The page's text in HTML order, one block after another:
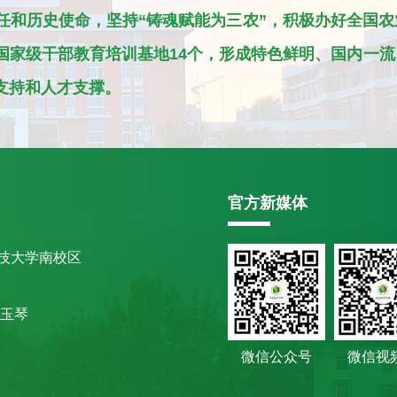
史使命，坚持“铸魂赋能为三农”，积极办好全国农
级干部教育培训基地14个，形成特色鲜明、国内一
和人才支撑。
大学南校区
琴
官方新媒体
微信公众号 微信视